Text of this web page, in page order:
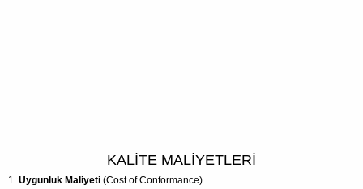
KALİTE MALİYETLERİ
1. Uygunluk Maliyeti (Cost of Conformance)